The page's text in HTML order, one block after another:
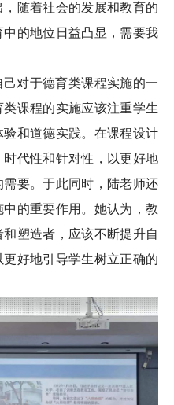
随着社会的发展和教育的
的地位日益凸显，需要我
对于德育类课程实施的一
课程的实施应该注重学生
和道德实践。在课程设计
时代性和针对性，以更好地
要。于此同时，陆老师还
的重要作用。她认为，教
塑造者，应该不断提升自
好地引导学生树立正确的